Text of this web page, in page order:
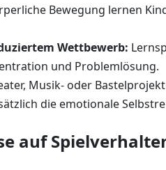
Bewegung lernen
Wettbewerb:
und Problemlösung.
Musik- oder
die emotionale
auf